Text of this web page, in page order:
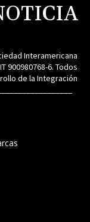
Interamericana
900980768-6. Todos
de la Integración